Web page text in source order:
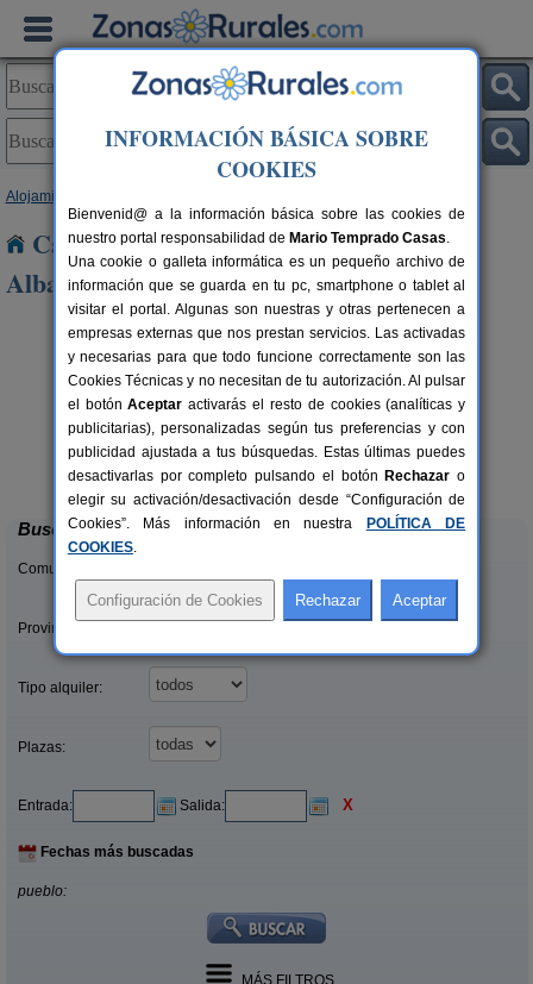
Alojamientos
Casas Rurales cerca de Las Ventas de
Albares
8+1 pers.
desde27 €
Complejo Rural Aguas Frías
La Omañuela (León)
Buscar
Comunidades:
Provincias/Islas:
Tipo alquiler:
Plazas:
Entrada: Salida: X
Fechas más buscadas
pueblo:
MÁS FILTROS
INFORMACIÓN BÁSICA SOBRE
COOKIES
Bienvenid@ a la información básica sobre las cookies de
nuestro portal responsabilidad de Mario Temprado Casas.
Una cookie o galleta informática es un pequeño archivo de
información que se guarda en tu pc, smartphone o tablet al
visitar el portal. Algunas son nuestras y otras pertenecen a
empresas externas que nos prestan servicios. Las activadas
y necesarias para que todo funcione correctamente son las
Cookies Técnicas y no necesitan de tu autorización. Al pulsar
el botónAceptar activarás el resto de cookies (analíticas y
publicitarias), personalizadas según tus preferencias y con
publicidad ajustada a tus búsquedas. Estas últimas puedes
desactivarlas por completo pulsando el botón Rechazar o
elegir su activación/desactivación desde “Configuración de
Cookies”. Más información en nuestra
POLÍTICA DE
COOKIES.